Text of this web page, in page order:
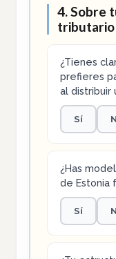
4. Sobre
tributario
¿Tienes
prefieres
al distribuir
Sí
¿Has
de Estonia
Sí